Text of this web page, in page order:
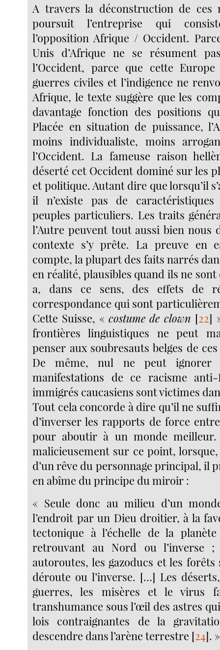
A travers la déconstruction de ces
poursuit l’entreprise qui
l’opposition Afrique / Occident.
Unis d’Afrique ne se résument
l’Occident, parce que cette
guerres civiles et l’indigence ne
Afrique, le texte suggère que les
davantage fonction des positions
Placée en situation de puissance,
moins individualiste, moins
l’Occident. La fameuse raison
déserté cet Occident dominé sur les
et politique. Autant dire que lorsqu’il
il n’existe pas de
peuples particuliers. Les traits
l’Autre peuvent tout aussi bien nous
contexte s’y prête. La preuve en
compte, la plupart des faits narrés
en réalité, plausibles quand ils ne
a, dans ce sens, des effets de
correspondance qui sont
Cette Suisse, « costume de clown [22]
frontières linguistiques ne peut
penser aux soubresauts belges de
De même, nul ne peut ignorer
manifestations de ce racisme
immigrés caucasiens sont victimes
Tout cela concorde à dire qu’il ne
d’inverser les rapports de force
pour aboutir à un monde meilleur.
malicieusement sur ce point,
d’un rêve du personnage principal, il
en abîme du principe du miroir :
« Seule donc au milieu d’un
l’endroit par un Dieu droitier, à la
tectonique à l’échelle de la
retrouvant au Nord ou l’inverse ;
autoroutes, les gazoducs et les
déroute ou l’inverse. […] Les
guerres, les misères et le virus
transhumance sous l’œil des astres
lois contraignantes de la
descendre dans l’arène terrestre [24]. »